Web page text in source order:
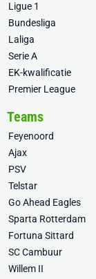
Ligue 1
Bundesliga
Laliga
Serie A
EK-kwalificatie
Premier League
Teams
Feyenoord
Ajax
PSV
Telstar
Go Ahead Eagles
Sparta Rotterdam
Fortuna Sittard
SC Cambuur
Willem II